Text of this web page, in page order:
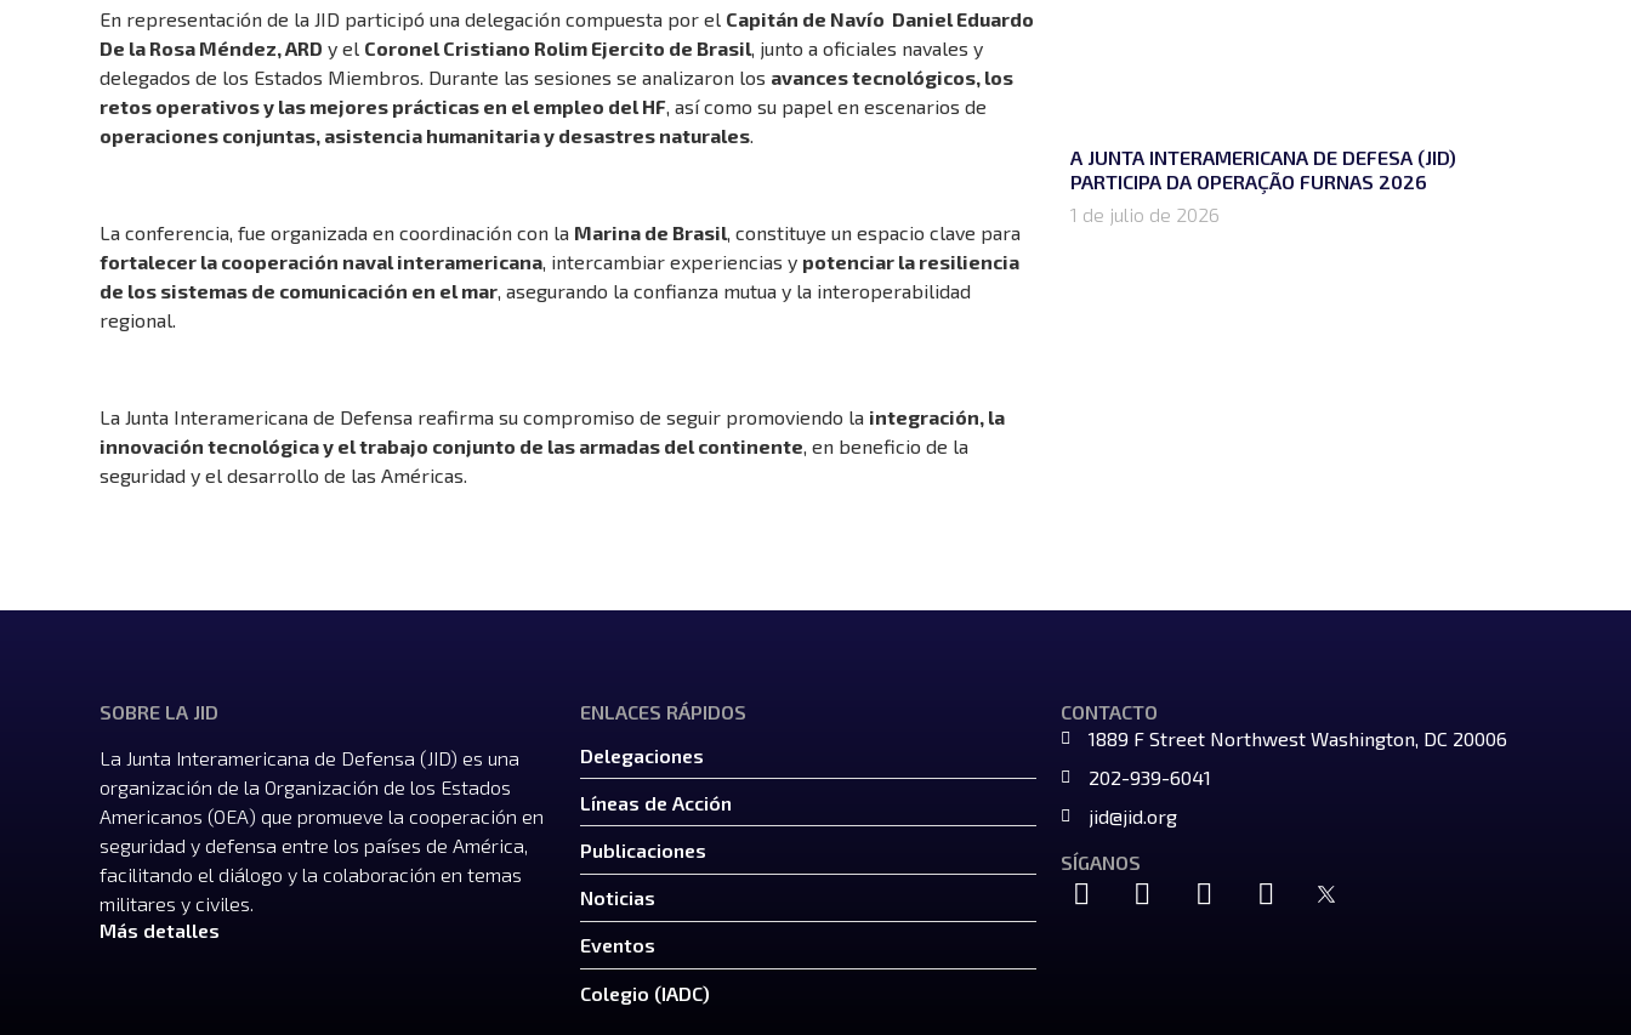
En representación de la JID participó una delegación compuesta por el Capitán de Navío Daniel Eduardo
De la Rosa Méndez, ARD y el Coronel Cristiano Rolim Ejercito de Brasil, junto a oficiales navales y
delegados de los Estados Miembros. Durante las sesiones se analizaron los avances tecnológicos, los
retos operativos y las mejores prácticas en el empleo del HF, así como su papel en escenarios de
operaciones conjuntas, asistencia humanitaria y desastres naturales.
La conferencia, fue organizada en coordinación con la Marina de Brasil, constituye un espacio clave para
fortalecer la cooperación naval interamericana, intercambiar experiencias y potenciar la resiliencia
de los sistemas de comunicación en el mar, asegurando la confianza mutua y la interoperabilidad
regional.
La Junta Interamericana de Defensa reafirma su compromiso de seguir promoviendo la integración, la
innovación tecnológica y el trabajo conjunto de las armadas del continente, en beneficio de la
seguridad y el desarrollo de las Américas.
A JUNTA INTERAMERICANA DE DEFESA (JID)
PARTICIPA DA OPERAÇÃO FURNAS 2026
1 de julio de 2026
SOBRE LA JID
La Junta Interamericana de Defensa (JID) es una
organización de la Organización de los Estados
Americanos (OEA) que promueve la cooperación en
seguridad y defensa entre los países de América,
facilitando el diálogo y la colaboración en temas
militares y civiles.
Más detalles
ENLACES RÁPIDOS
Delegaciones
Líneas de Acción
Publicaciones
Noticias
Eventos
Colegio (IADC)
CONTACTO
1889 F Street Northwest Washington, DC 20006
202-939-6041
jid@jid.org
SÍGANOS